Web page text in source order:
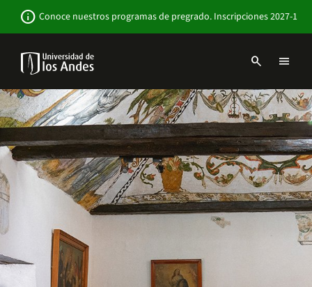
contenido
info Conoce nuestros programas de pregrado. Inscripciones 2027-1
Navbar
-
Sitio
Institucional
search menu